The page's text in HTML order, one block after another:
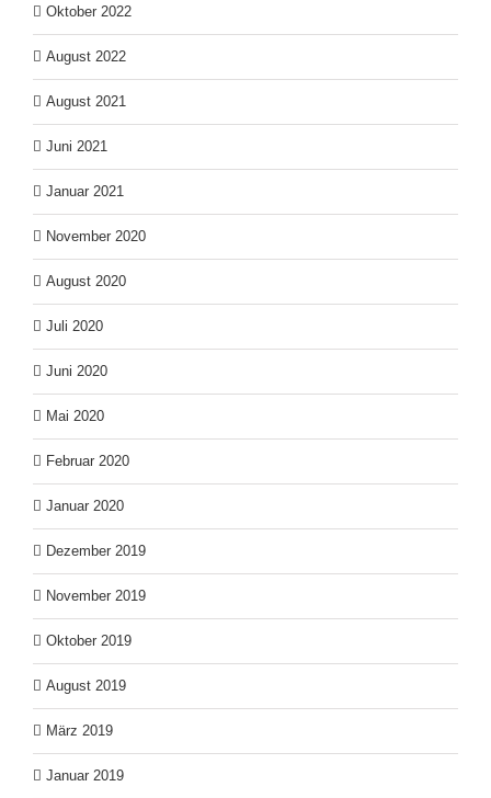
Oktober 2022
August 2022
August 2021
Juni 2021
Januar 2021
November 2020
August 2020
Juli 2020
Juni 2020
Mai 2020
Februar 2020
Januar 2020
Dezember 2019
November 2019
Oktober 2019
August 2019
März 2019
Januar 2019